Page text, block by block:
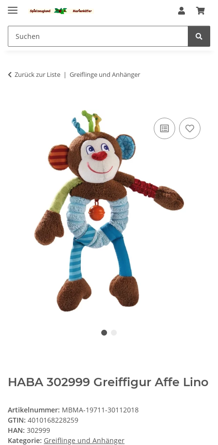
Zurück zur Liste Greiflinge und Anhänger
HABA 302999 Greiffigur Affe Lino
Artikelnummer: MBMA-19711-30112018
GTIN: 4010168228259
HAN: 302999
Kategorie: Greiflinge und Anhänger